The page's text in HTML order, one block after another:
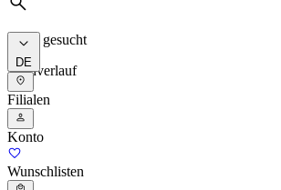
Meist gesucht
Suchverlauf
DE
Filialen
Konto
Wunschlisten